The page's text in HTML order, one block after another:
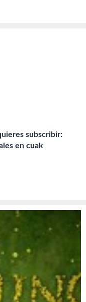
subscribir:
en cuak